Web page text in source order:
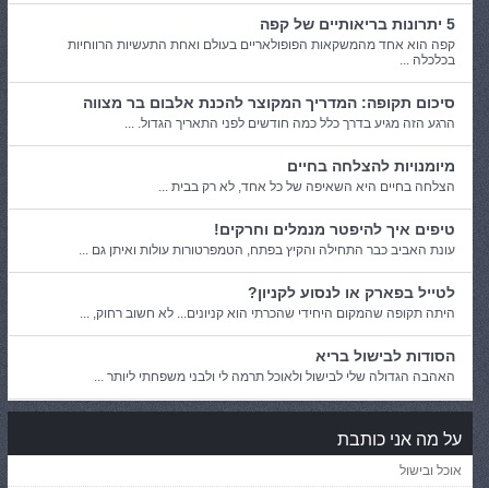
5 יתרונות בריאותיים של קפה
קפה הוא אחד מהמשקאות הפופולאריים בעולם ואחת התעשיות הרווחיות
בכלכלה ...
סיכום תקופה: המדריך המקוצר להכנת אלבום בר מצווה
הרגע הזה מגיע בדרך כלל כמה חודשים לפני התאריך הגדול. ...
מיומנויות להצלחה בחיים
הצלחה בחיים היא השאיפה של כל אחד, לא רק בבית ...
טיפים איך להיפטר מנמלים וחרקים!
עונת האביב כבר התחילה והקיץ בפתח, הטמפרטורות עולות ואיתן גם ...
לטייל בפארק או לנסוע לקניון?
היתה תקופה שהמקום היחידי שהכרתי הוא קניונים... לא חשוב רחוק, ...
הסודות לבישול בריא
האהבה הגדולה שלי לבישול ולאוכל תרמה לי ולבני משפחתי ליותר ...
על מה אני כותבת
אוכל ובישול